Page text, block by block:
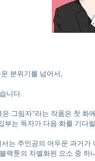
분위기를 넘어서,
니다.
그림자“라는 작품은 첫 화
는 독자가 다음 화를 기다
는 주인공의 어두운 과거가
랙툰의 차별화된 요소 중 하